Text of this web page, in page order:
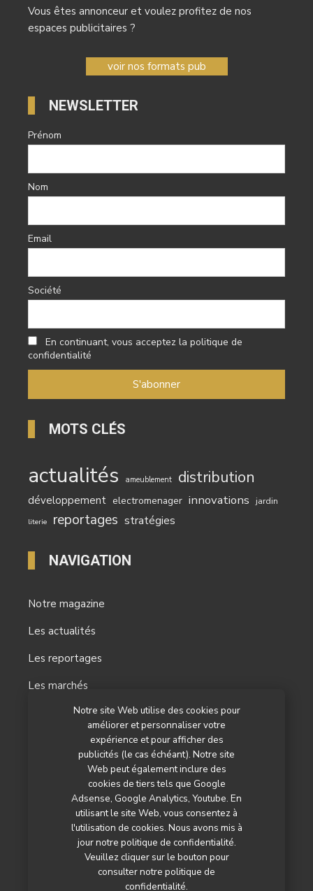
Notre site Web utilise des cookies pour
améliorer et personnaliser votre
expérience et pour afficher des
publicités (le cas échéant). Notre site
Web peut également inclure des
cookies de tiers tels que Google
Adsense, Google Analytics, Youtube. En
utilisant le site Web, vous consentez à
l'utilisation de cookies. Nous avons mis à
jour notre politique de confidentialité.
Veuillez cliquer sur le bouton pour
consulter notre politique de
confidentialité.
Vous êtes annonceur et voulez profitez de nos
espaces publicitaires ?
voir nos formats pub
NEWSLETTER
Prénom
Nom
Email
Société
En continuant, vous acceptez la politique de
confidentialité
MOTS CLÉS
actualités ameublement distribution
développement electromenager innovations jardin
literie reportages stratégies
NAVIGATION
Notre magazine
Les actualités
Les reportages
Les marchés
Nos autres titres
Qui sommes-nous ?
Contactez-nous
Mentions légales
Politique de confidentialité